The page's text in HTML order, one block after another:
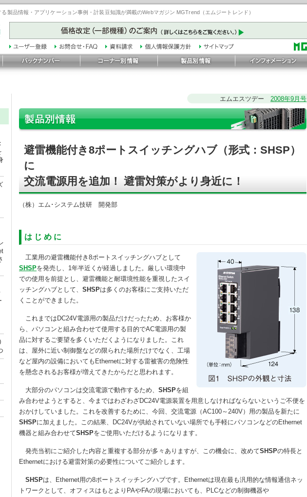
製品情報・アプリケーション事例・計装豆知識が満載のWebマガジン MGTrend（エムジートレンド）
エムエスツデー 2008年9月号
避雷機能付き8ポートスイッチングハブ（形式：SHSP）
に
交流電源用を追加！ 避雷対策がより身近に！
（株）エム･システム技研 開発部
は じ め に
工業用の避雷機能付き8ポートスイッチングハブとして
SHSPを発売し、1年半近くが経過しました。厳しい環境中
での使用を前提とし、避雷機能と耐環境性能を重視したスイ
ッチングハブとして、 SHSPは多くのお客様にご支持いただ
くことができました。
これまではDC24V電源用の製品だけだったため、お客様か
ら、パソコンと組み合わせて使用する目的でAC電源用の製
品に対するご要望を多くいただくようになりました。これ
は、屋外に近い制御盤などの限られた場所だけでなく、工場
など屋内の設備においてもEthernetに対する雷被害の危険性
を懸念されるお客様が増えてきたからだと思われます。
大部分のパソコンは交流電源で動作するため、 SHSPを組
み合わせようとすると、今まではわざわざDC24V電源装置を用意しなければならないというご不便を
おかけしていました。これを改善するために、今回、交流電源（AC100～240V）用の製品を新たに
SHSPに加えました。この結果、DC24Vが供給されていない場所でも手軽にパソコンなどのEthernet
機器と組み合わせてSHSPをご使用いただけるようになります。
発売当初にご紹介した内容と重複する部分が多々ありますが、この機会に、改めてSHSPの特長と
Ethernetにおける避雷対策の必要性についてご紹介します。
SHSPは、Ethernet用の8ポートスイッチングハブです。Ethernetは現在最も汎用的な情報通信ネッ
トワークとして、オフィスはもとよりPAやFAの現場においても、PLCなどの制御機器や